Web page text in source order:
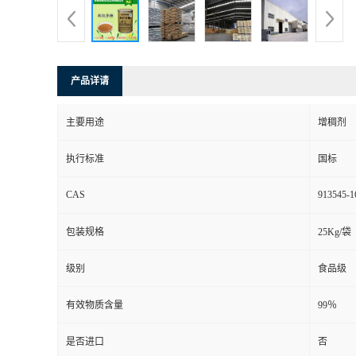
产品详请
主要用途 增稠剂
执行标准 国标
CAS 913545-
包装规格 25Kg/袋
级别 食品级
有效物质含量 99％
是否进口 否